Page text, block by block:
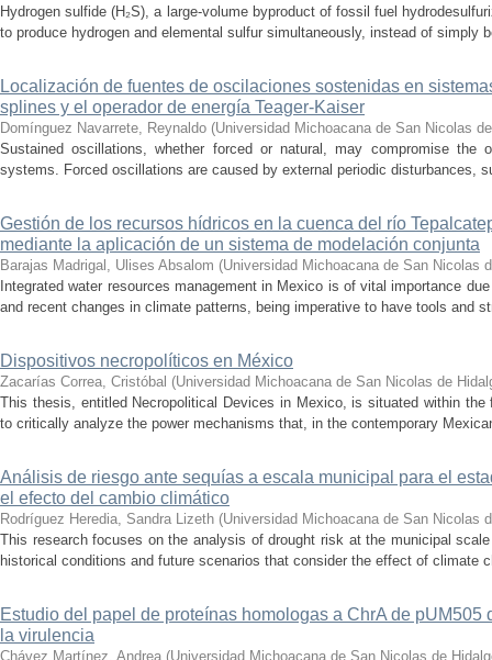
Hydrogen sulfide (H₂S), a large-volume byproduct of fossil fuel
to produce hydrogen and elemental sulfur simultaneously, instead of simply
Localización de fuentes de oscilaciones sostenidas en
splines y el operador de energía Teager-Kaiser
Domínguez Navarrete, Reynaldo (Universidad Michoacana de San Nicolas
Sustained oscillations, whether forced or natural, may compromise the
systems. Forced oscillations are caused by external periodic disturbances,
Gestión de los recursos hídricos en la cuenca del río
mediante la aplicación de un sistema de modelación conjunta
Barajas Madrigal, Ulises Absalom (Universidad Michoacana de San Nicolas
Integrated water resources management in Mexico is of vital importance
and recent changes in climate patterns, being imperative to have tools and
Dispositivos necropolíticos en México
Zacarías Correa, Cristóbal (Universidad Michoacana de San Nicolas de
This thesis, entitled Necropolitical Devices in Mexico, is situated within
to critically analyze the power mechanisms that, in the contemporary
Análisis de riesgo ante sequías a escala municipal para el
el efecto del cambio climático
Rodríguez Heredia, Sandra Lizeth (Universidad Michoacana de San Nicolas
This research focuses on the analysis of drought risk at the municipal
historical conditions and future scenarios that consider the effect of climate
Estudio del papel de proteínas homologas a ChrA de
la virulencia
Chávez Martínez, Andrea (Universidad Michoacana de San Nicolas de